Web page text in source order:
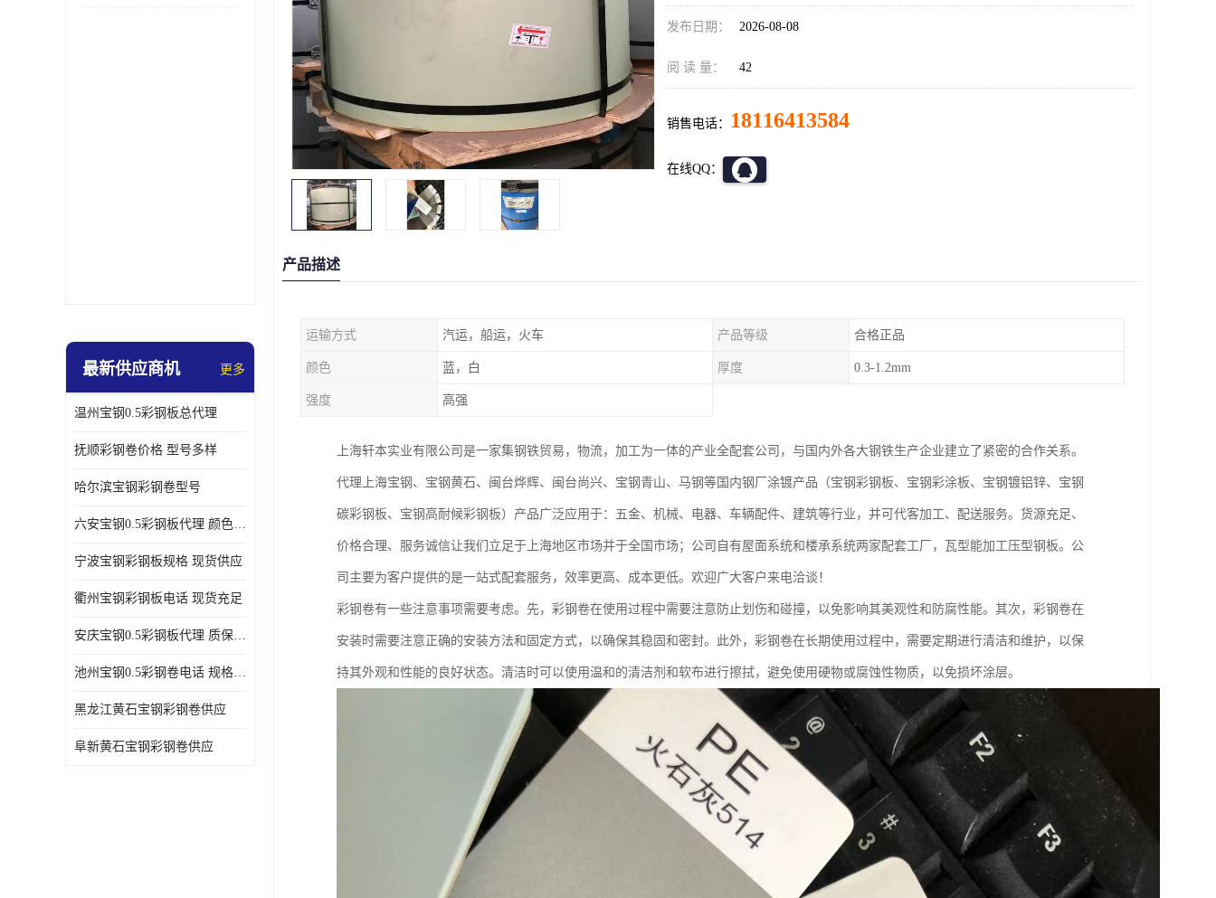
最新供应商机 更多
温州宝钢0.5彩钢板总代理
抚顺彩钢卷价格 型号多样
哈尔滨宝钢彩钢卷型号
六安宝钢0.5彩钢板代理 颜色定制
宁波宝钢彩钢板规格 现货供应
衢州宝钢彩钢板电话 现货充足
安庆宝钢0.5彩钢板代理 质保十年起
池州宝钢0.5彩钢卷电话 规格多样
黑龙江黄石宝钢彩钢卷供应
阜新黄石宝钢彩钢卷供应
发布日期： 2026-08-08
阅 读 量： 42
销售电话： 18116413584
在线QQ：
产品描述
运输方式 汽运，船运，火车 产品等级 合格正品
颜色 蓝，白 厚度 0.3-1.2mm
强度 高强
上海轩本实业有限公司是一家集钢铁贸易，物流，加工为一体的产业全配套公司，与国内外各大钢铁生产企业建立了紧密的合作关系。
代理上海宝钢、宝钢黄石、闽台烨辉、闽台尚兴、宝钢青山、马钢等国内钢厂涂镀产品（宝钢彩钢板、宝钢彩涂板、宝钢镀铝锌、宝钢
碳彩钢板、宝钢高耐候彩钢板）产品广泛应用于：五金、机械、电器、车辆配件、建筑等行业，并可代客加工、配送服务。货源充足、
价格合理、服务诚信让我们立足于上海地区市场并于全国市场；公司自有屋面系统和楼承系统两家配套工厂，瓦型能加工压型钢板。公
司主要为客户提供的是一站式配套服务，效率更高、成本更低。欢迎广大客户来电洽谈！
彩钢卷有一些注意事项需要考虑。先，彩钢卷在使用过程中需要注意防止划伤和碰撞，以免影响其美观性和防腐性能。其次，彩钢卷在
安装时需要注意正确的安装方法和固定方式，以确保其稳固和密封。此外，彩钢卷在长期使用过程中，需要定期进行清洁和维护，以保
持其外观和性能的良好状态。清洁时可以使用温和的清洁剂和软布进行擦拭，避免使用硬物或腐蚀性物质，以免损坏涂层。